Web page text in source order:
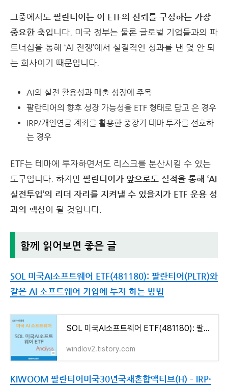
그중에서도 팔란티어는 이 ETF의 신뢰를 구성하는 가장
중요한 축입니다. 미국 정부는 물론 글로벌 기업들과의 파
트너십을 통해 ‘AI 전쟁’에서 실질적인 성과를 낸 몇 안 되
는 회사이기 때문입니다.
AI의 실전 활용성과 매출 성장에 주목
팔란티어의 향후 성장 가능성을 ETF 형태로 담고 은 경우
IRP/개인연금 계좌를 활용한 중장기 테마 투자를 선호하
는 경우
ETF는 테마에 투자하면서도 리스크를 분산시킬 수 있는
도구입니다. 하지만 팔란티어가 앞으로도 실적을 통해 ‘AI
실전투입’의 리더 자리를 지켜낼 수 있을지가 ETF 운용 성
과의 핵심이 될 것입니다.
함께 읽어보면 좋은 글
SOL 미국AI소프트웨어 ETF(481180): 팔란티어(PLTR)와
같은 AI 소프트웨어 기업에 투자 하는 방법
SOL 미국AI소프트웨어 ETF(481180): 팔란티어(PLTR)와 같은 AI 소프트웨어 기업에 투자 하는 방법
windlov2.tistory.com
KIWOOM 팔란티어미국30년국채혼합액티브(H) – IRP·